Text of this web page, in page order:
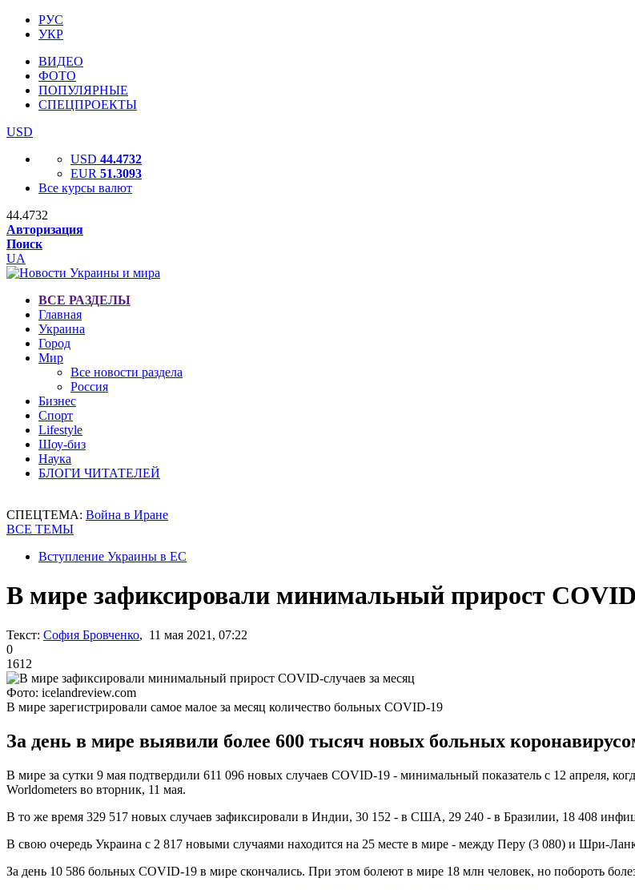
РУС
УКР
ВИДЕО
ФОТО
ПОПУЛЯРНЫЕ
СПЕЦПРОЕКТЫ
USD
USD 44.4732
EUR 51.3093
Все курсы валют
44.4732
Авторизация
Поиск
UA
ВСЕ РАЗДЕЛЫ
Главная
Украина
Город
Мир
Все новости раздела
Россия
Бизнес
Спорт
Lifestyle
Шоу-биз
Наука
БЛОГИ ЧИТАТЕЛЕЙ
СПЕЦТЕМА: Война в Иране
ВСЕ ТЕМЫ
Вступление Украины в ЕС
В мире зафиксировали минимальный прирост
Текст: София Бровченко, 11 мая 2021, 07:22
0
1612
Фото: icelandreview.com
В мире зарегистрировали самое малое за месяц количество больных COVID-19
За день в мире выявили более 600 тысяч новых больных
В мире за сутки 9 мая подтвердили 611 096 новых случаев COVID-19 - минимальный показатель с 12 апреля,
Worldometers во вторник, 11 мая.
В то же время 329 517 новых случаев зафиксировали в Индии, 30 152 - в США, 29 240 - в Бразилии, 18 408
В свою очередь Украина с 2 817 новыми случаями находится на 25 месте в мире - между Перу (3 080) и Шри-
За день 10 586 больных COVID-19 в мире скончались. При этом болеют в мире 18 млн человек, но побороть